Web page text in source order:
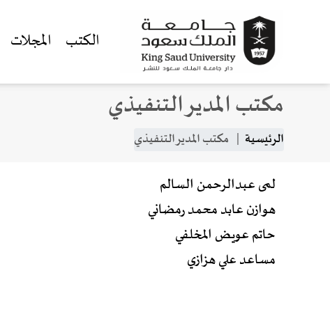
تجاوز إلى المحتوى الرئيسي
الكتب المجلات
مكتب المدير التنفيذي
مسار التنقل
الرئيسية مكتب المدير التنفيذي
لمى عبدالرحمن السالم
هوازن عابد محمد رمضاني
حاتم عويض المخلفي
مساعد علي هزازي